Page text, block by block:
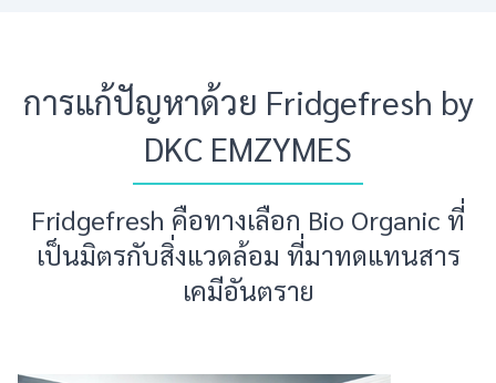
การแก้ปัญหาด้วย Fridgefresh by
DKC EMZYMES
Fridgefresh คือทางเลือก Bio Organic ที่
เป็นมิตรกับสิ่งแวดล้อม ที่มาทดแทนสาร
เคมีอันตราย